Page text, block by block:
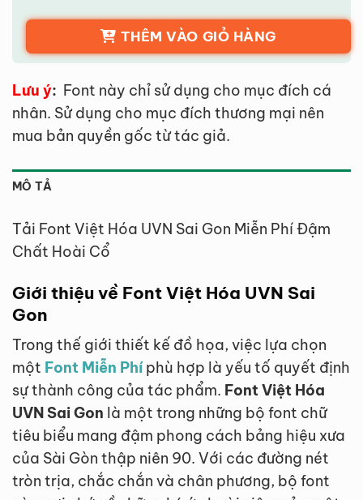
THÊM VÀO GIỎ HÀNG
Lưu ý: Font này chỉ sử dụng cho mục đích cá
nhân. Sử dụng cho mục đích thương mại nên
mua bản quyền gốc từ tác giả.
MÔ TẢ
Tải Font Việt Hóa UVN Sai Gon Miễn Phí Đậm
Chất Hoài Cổ
Giới thiệu về Font Việt Hóa UVN Sai
Gon
Trong thế giới thiết kế đồ họa, việc lựa chọn
một Font Miễn Phíphù hợp là yếu tố quyết định
sự thành công của tác phẩm. Font Việt Hóa
UVN Sai Gon là một trong những bộ font chữ
tiêu biểu mang đậm phong cách bảng hiệu xưa
của Sài Gòn thập niên 90. Với các đường nét
tròn trịa, chắc chắn và chân phương, bộ font